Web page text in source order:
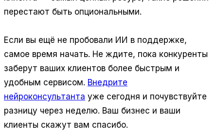
перестают быть опциональными.
Если вы ещё не пробовали ИИ в поддержке,
самое время начать. Не ждите, пока конкуренты
заберут ваших клиентов более быстрым и
удобным сервисом. Внедрите
нейроконсультанта уже сегодня и почувствуйте
разницу через неделю. Ваш бизнес и ваши
клиенты скажут вам спасибо.